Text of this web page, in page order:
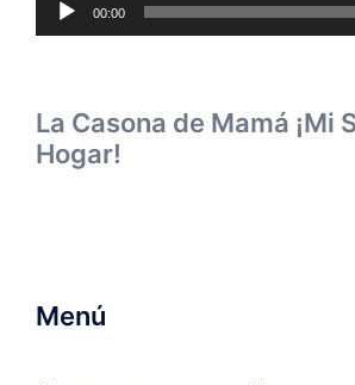
00:00
La Casona de Mamá ¡Mi
Hogar!
Menú